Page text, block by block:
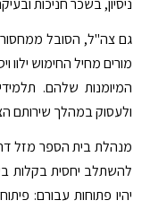
ניסיון, בשכר חניכות
גם צה"ל, הסובל ממחסור
מורים מחיל החימוש
המיומנות שלהם.
ולעסוק במהלך שירותם
מנהלת בית הספר מזל
להשתלב יחסית בקלות
יהיו פתוחות עבורם: